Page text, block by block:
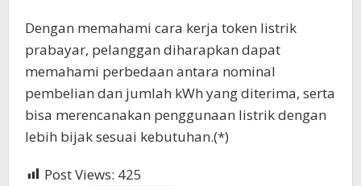
Dengan memahami cara kerja token listrik
prabayar, pelanggan diharapkan dapat
memahami perbedaan antara nominal
pembelian dan jumlah kWh yang diterima, serta
bisa merencanakan penggunaan listrik dengan
lebih bijak sesuai kebutuhan.(*)
Post Views: 425